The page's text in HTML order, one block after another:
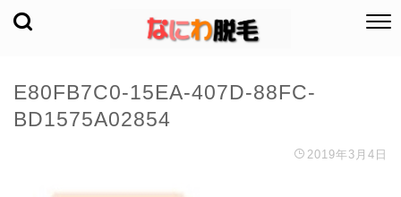
E80FB7C0-15EA-407D-88FC-
BD1575A02854
2019年3月4日